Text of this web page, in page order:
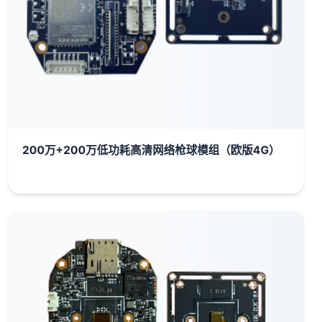
200万+200万低功耗高清网络枪球模组（欧版4G）